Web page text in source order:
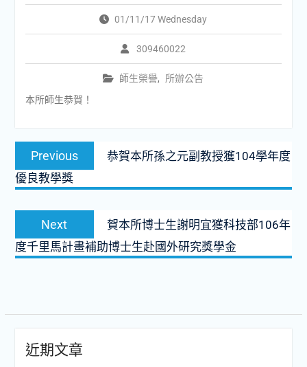
01/11/17 Wednesday
309460022
師生榮譽,
所辦公告
本所師生恭賀！
文
導
覽
Previous
Previous
post:
恭賀本所孫之元副教授獲104學年度
優良教學獎
Next
Next
post:
賀本所博士生謝明宜獲科技部106年
度千里馬計畫補助博士生赴國外研究獎學金
近期文章